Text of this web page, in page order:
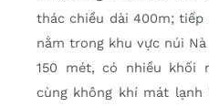
thác chiều dài 400m; tiếp
nằm trong khu vực núi
150 mét, có nhiều khối
cùng không khí mát lạnh